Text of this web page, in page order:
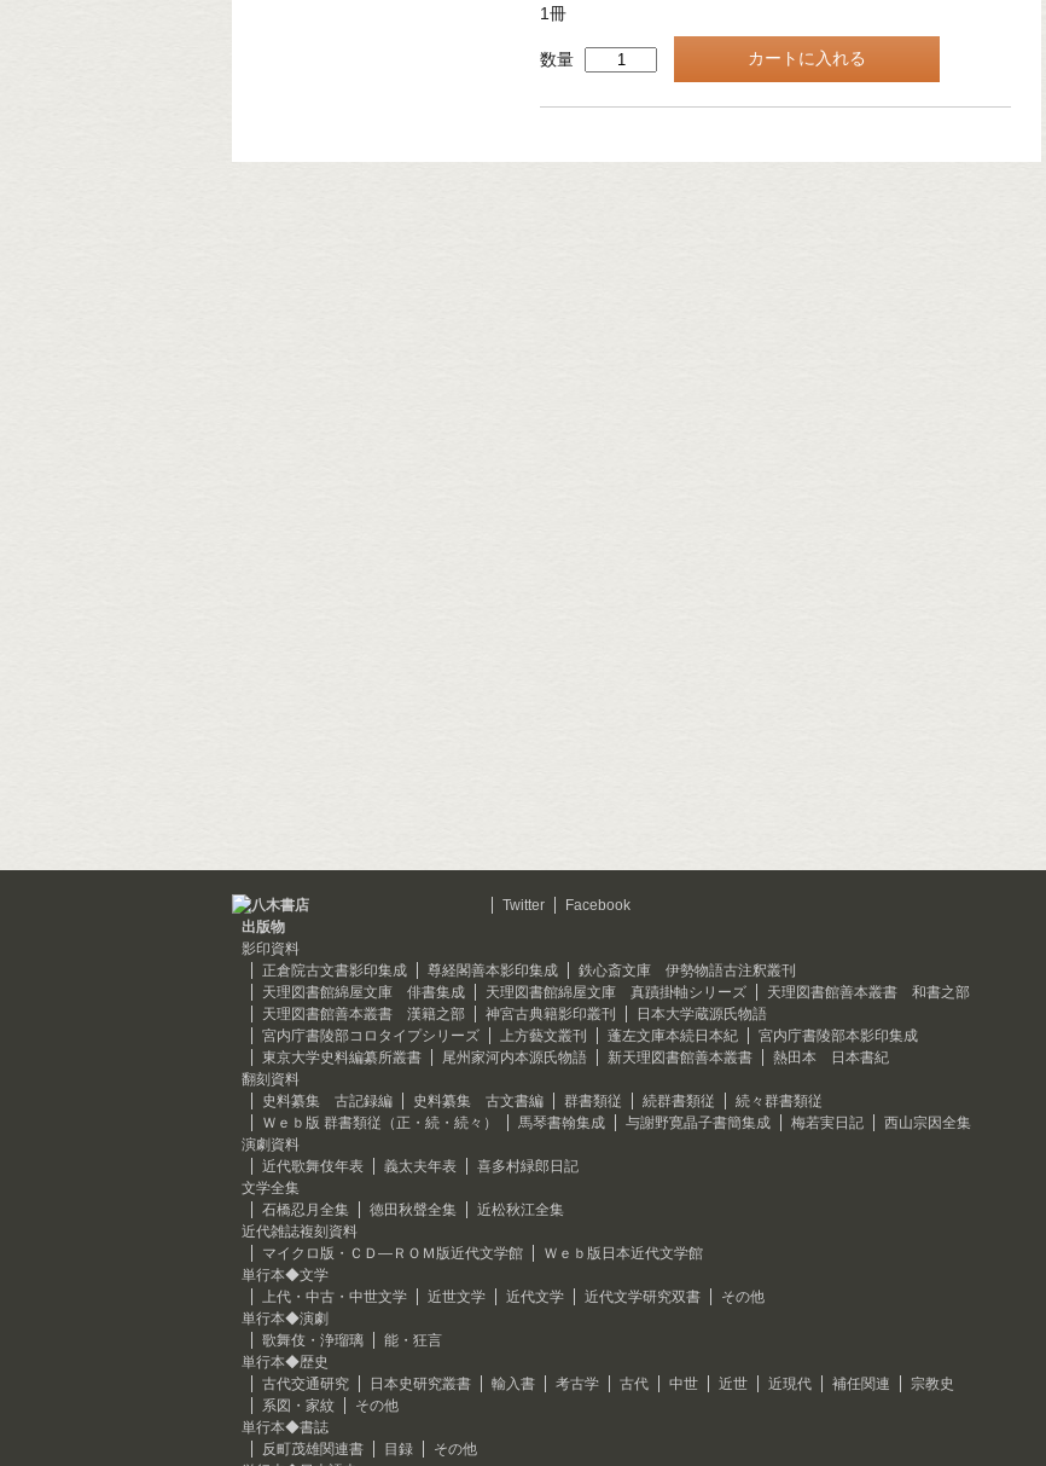
1冊
数量
Twitter Facebook
出版物
影印資料
正倉院古文書影印集成
尊経閣善本影印集成
鉄心斎文庫 伊勢物語古注釈叢刊
天理図書館綿屋文庫 俳書集成
天理図書館綿屋文庫 真蹟掛軸シリーズ
天理図書館善本叢書 和書之部
天理図書館善本叢書 漢籍之部
神宮古典籍影印叢刊
日本大学蔵源氏物語
宮内庁書陵部コロタイプシリーズ
上方藝文叢刊 蓬左文庫本続日本紀
宮内庁書陵部本影印集成
東京大学史料編纂所叢書
尾州家河内本源氏物語 新天理図書館善本叢書
熱田本 日本書紀
翻刻資料
史料纂集 古記録編
史料纂集 古文書編 群書類従 続群書類従
続々群書類従
Ｗｅｂ版 群書類従（正・続・続々）
馬琴書翰集成 与謝野寛晶子書簡集成 梅若実日記
西山宗因全集
演劇資料
近代歌舞伎年表
義太夫年表
喜多村緑郎日記
文学全集
石橋忍月全集
徳田秋聲全集
近松秋江全集
近代雑誌複刻資料
マイクロ版・ＣＤ―ＲＯＭ版近代文学館
Ｗｅｂ版日本近代文学館
単行本◆文学
上代・中古・中世文学
近世文学 近代文学 近代文学研究双書
その他
単行本◆演劇
歌舞伎・浄瑠璃
能・狂言
単行本◆歴史
古代交通研究
日本史研究叢書 輸入書 考古学 古代 中世 近世 近現代 補任関連
宗教史
系図・家紋
その他
単行本◆書誌
反町茂雄関連書
目録
その他